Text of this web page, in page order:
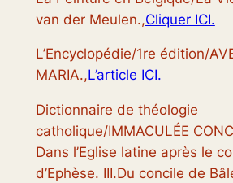
van der Meulen.,Cliquer ICI.
L’Encyclopédie/1re édition/
MARIA.,L’article ICI.
Dictionnaire de théologie
catholique/IMMACULÉE
Dans l’Eglise latine après le
d’Ephèse. III.Du concile de